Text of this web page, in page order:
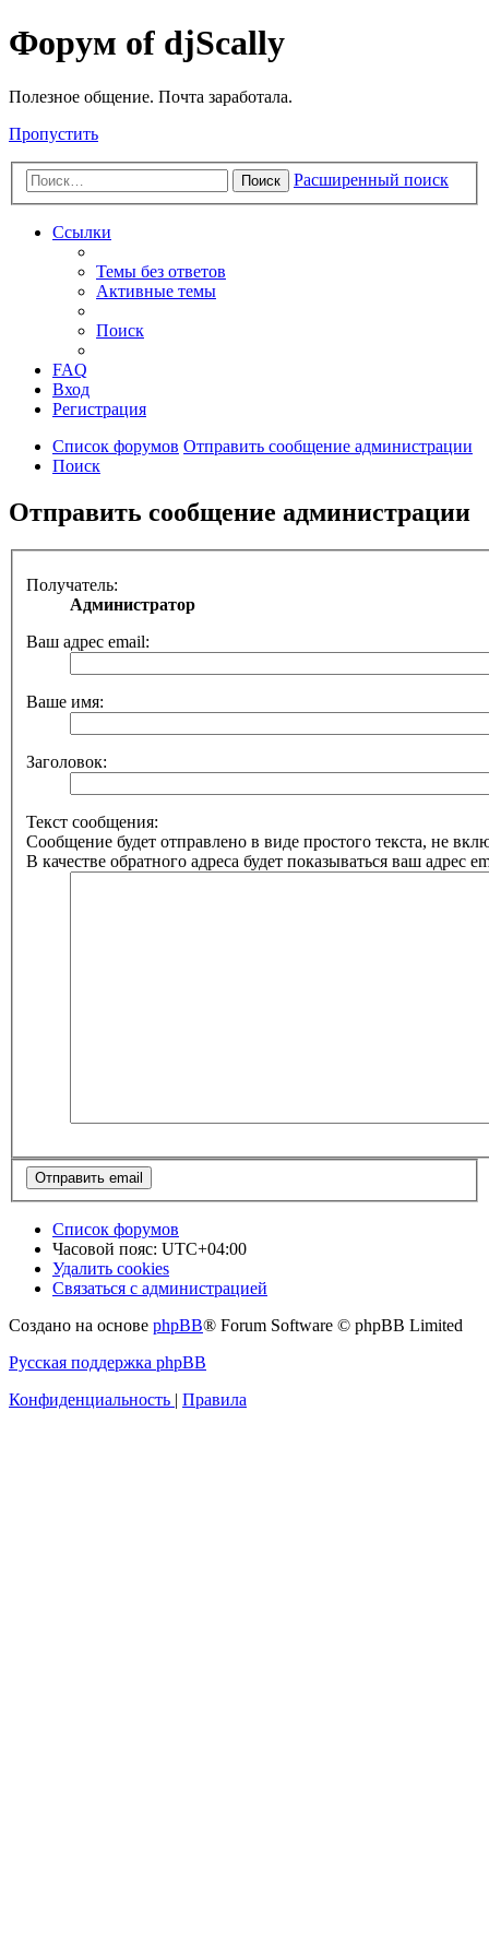
Форум of djScally
Полезное общение. Почта заработала.
Пропустить
Поиск Расширенный поиск
Ссылки
Темы без ответов
Активные темы
Поиск
FAQ
Вход
Регистрация
Список форумов Отправить сообщение администрации
Поиск
Отправить сообщение администрации
Получатель:
Администратор
Ваш адрес email:
Ваше имя:
Заголовок:
Текст сообщения:
Сообщение будет отправлено в виде простого текста, не
В качестве обратного адреса будет показываться ваш адрес
Список форумов
Часовой пояс: UTC+04:00
Удалить cookies
Связаться с администрацией
Создано на основе phpBB® Forum Software © phpBB Limited
Русская поддержка phpBB
Конфиденциальность
Правила